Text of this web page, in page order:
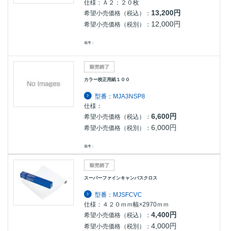
仕様：Ａ２：２０枚
希望小売価格（税込）： 13,200円
希望小売価格（税別）： 12,000円
備考：
カラー校正用紙１００
型番：MJA3NSP8
仕様：
希望小売価格（税込）： 6,600円
希望小売価格（税別）： 6,000円
備考：
スーパーファインキャンバスクロス
型番：MJSFCVC
仕様：４２０ｍｍ幅×2970ｍｍ
希望小売価格（税込）：4,400円
希望小売価格（税別）：4,000円